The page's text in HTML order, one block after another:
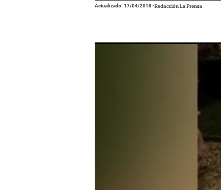
Actualizado: 17/04/2018-Redacción La Prensa